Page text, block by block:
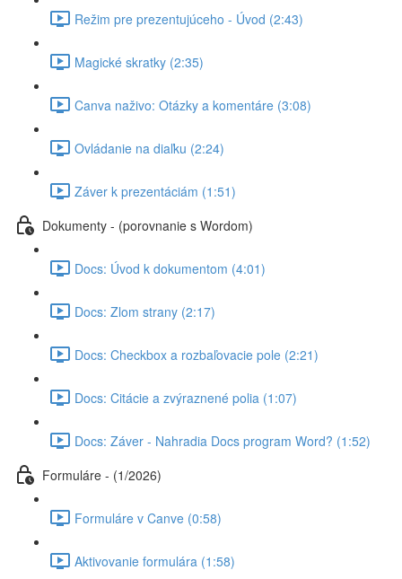
Režim pre prezentujúceho - Úvod (2:43)
Magické skratky (2:35)
Canva naživo: Otázky a komentáre (3:08)
Ovládanie na diaľku (2:24)
Záver k prezentáciám (1:51)
Dokumenty - (porovnanie s Wordom)
Docs: Úvod k dokumentom (4:01)
Docs: Zlom strany (2:17)
Docs: Checkbox a rozbaľovacie pole (2:21)
Docs: Citácie a zvýraznené polia (1:07)
Docs: Záver - Nahradia Docs program Word? (1:52)
Formuláre - (1/2026)
Formuláre v Canve (0:58)
Aktivovanie formulára (1:58)